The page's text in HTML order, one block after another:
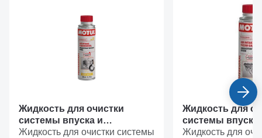
Жидкость для очистки
системы впуска и
топливной системы
Жидкость для очистки системы
Жидкость для
системы впуска
топливной
Жидкость для